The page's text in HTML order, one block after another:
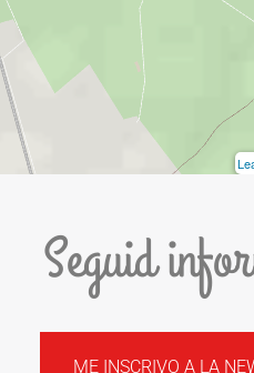
Seguid
ME INSCRIVO A LA